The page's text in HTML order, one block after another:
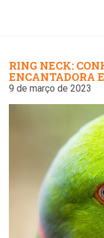
RING NECK:
ENCANTADORA
9 de março de 2023